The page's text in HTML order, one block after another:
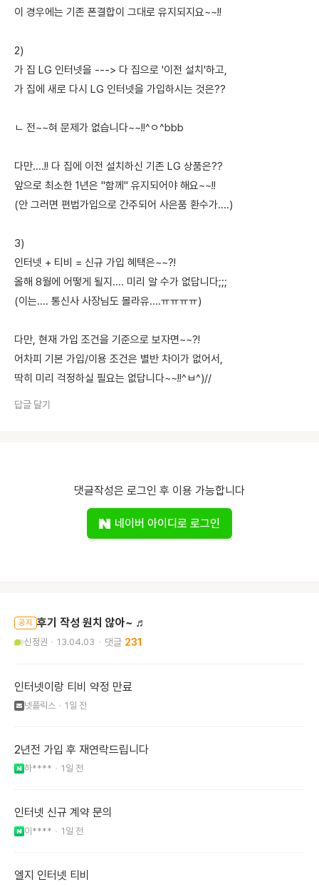
이 경우에는 기존 폰결합이 그대로 유지되지요~~!!
2)
가 집 LG 인터넷을 ---> 다 집으로 '이전 설치'하고,
가 집에 새로 다시 LG 인터넷을 가입하시는 것은??
ㄴ 전~~혀 문제가 없습니다~~!!^ㅇ^bbb
다만....!! 다 집에 이전 설치하신 기존 LG 상품은??
앞으로 최소한 1년은 "함께" 유지되어야 해요~~!!
(안 그러면 편법가입으로 간주되어 사은품 환수가....)
3)
인터넷 + 티비 = 신규 가입 혜택은~~?!
올해 8월에 어떻게 될지.... 미리 알 수가 없답니다;;;
(이는.... 통신사 사장님도 몰라유....ㅠㅠㅠㅠ)
다만, 현재 가입 조건을 기준으로 보자면~~?!
어차피 기본 가입/이용 조건은 별반 차이가 없어서,
딱히 미리 걱정하실 필요는 없답니다~~!!^ㅂ^)//
답글 달기
댓글작성은 로그인 후 이용 가능합니다
네이버 아이디로 로그인
공지 후기 작성 원치 않아~ ♬
신정권 13.04.03 231
인터넷이랑 티비 약정 만료
넷플릭스 1일 전
2년전 가입 후 재연락드립니다
하**** 1일 전
인터넷 신규 계약 문의
이**** 1일 전
엘지 인터넷 티비